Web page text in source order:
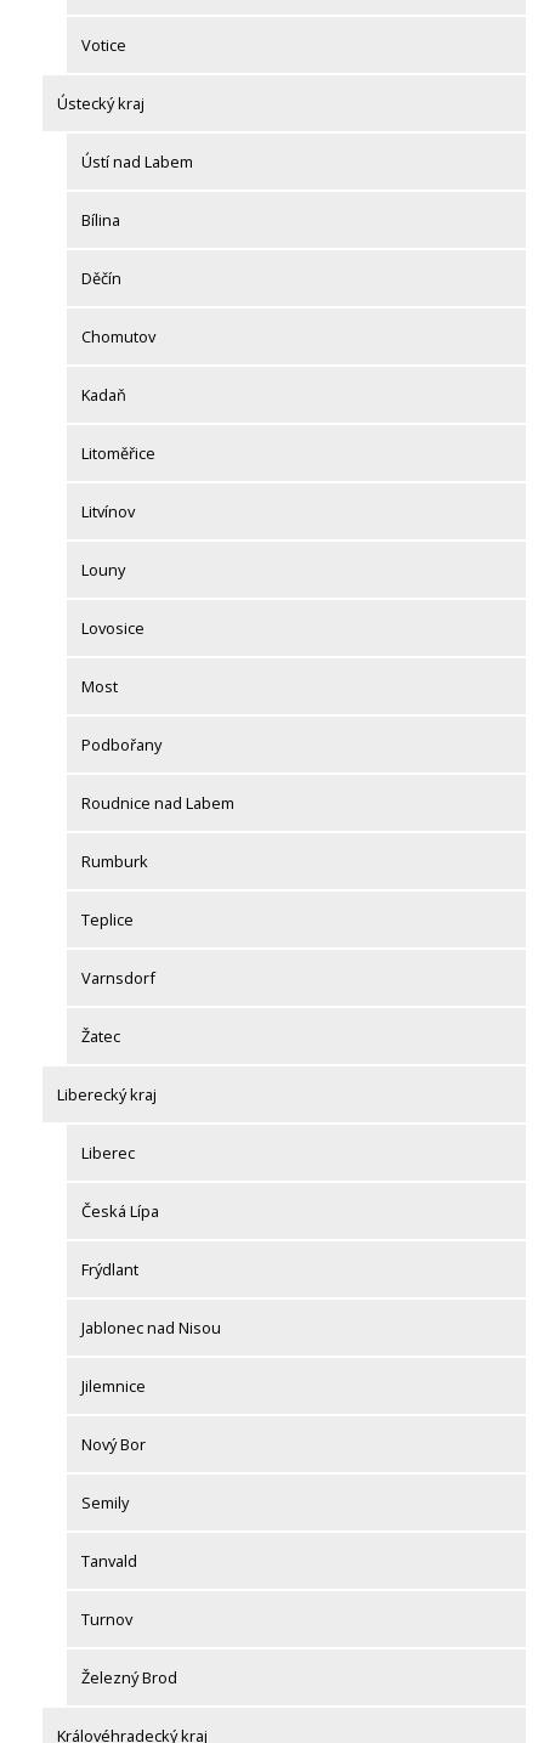
Votice
Ústecký kraj
Ústí nad Labem
Bílina
Děčín
Chomutov
Kadaň
Litoměřice
Litvínov
Louny
Lovosice
Most
Podbořany
Roudnice nad Labem
Rumburk
Teplice
Varnsdorf
Žatec
Liberecký kraj
Liberec
Česká Lípa
Frýdlant
Jablonec nad Nisou
Jilemnice
Nový Bor
Semily
Tanvald
Turnov
Železný Brod
Královéhradecký kraj